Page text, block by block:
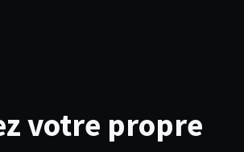
votre propre